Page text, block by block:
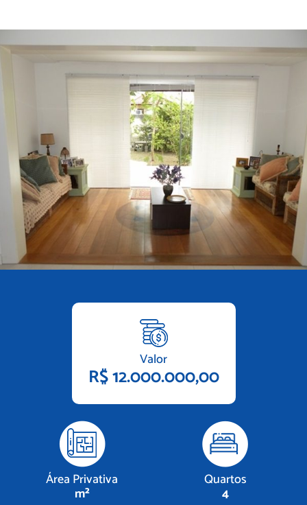
Valor
R$ 12.000.000,00
Área Privativa
m²
Quartos
4